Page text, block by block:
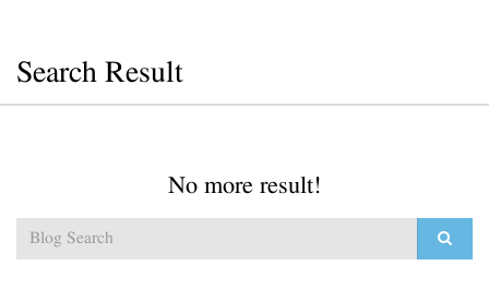
Search Result
No more result!